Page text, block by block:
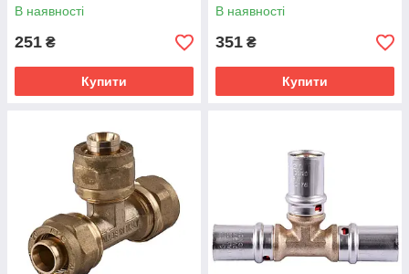
В наявності
251 ₴
Купити
В наявності
351 ₴
Купити